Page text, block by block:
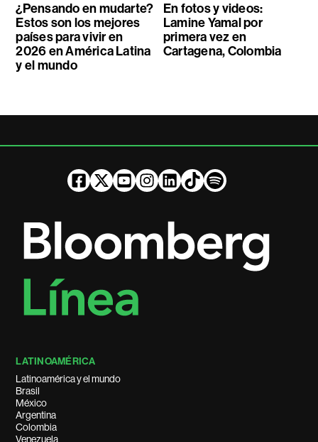
¿Pensando en mudarte?
Estos son los mejores
países para vivir en
2026 en América Latina
y el mundo
En fotos y videos:
Lamine Yamal por
primera vez en
Cartagena, Colombia
LATINOAMÉRICA
Latinoamérica y el mundo
Brasil
México
Argentina
Colombia
Venezuela